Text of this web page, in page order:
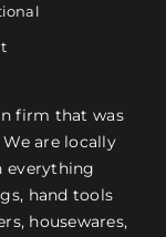
firm that was
are locally
everything
hand tools
housewares,